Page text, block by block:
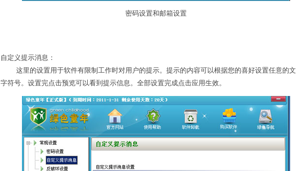
密码设置和邮箱设置
自定义提示消息：
这里的设置用于软件有限制工作时对用户的提示。提示的内容可以根据您的喜好设置任意的文
字符号。设置完点击预览可以看到提示信息。全部设置完成点击应用生效。